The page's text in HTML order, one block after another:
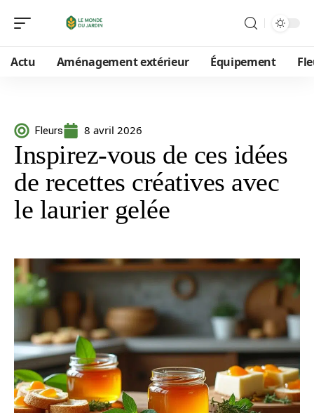
Actu Aménagement extérieur Équipement
Fleurs 8 avril 2026
Inspirez-vous de ces idées
de recettes créatives avec
le laurier gelée